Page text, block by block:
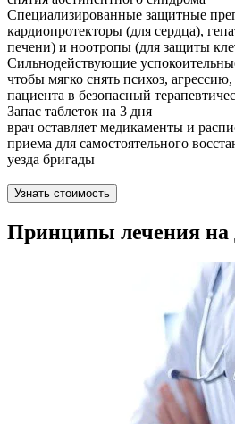
Специализированные защитные
кардиопротекторы (для сердца),
печени) и ноотропы (для защиты
Сильнодействующие
чтобы мягко снять психоз,
пациента в безопасный
Запас таблеток на 3 дня
врач оставляет медикаменты и
приема для самостоятельного
уезда бригады
Узнать стоимость
Принципы лечения на